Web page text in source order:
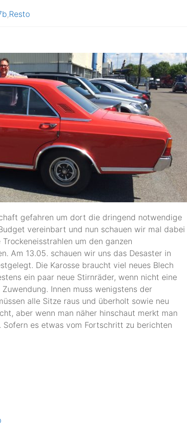
,Resto
gefahren um dort die dringend notwendige
vereinbart und nun schauen wir mal dabei
um den ganzen
Am 13.05. schauen wir uns das Desaster in
Die Karosse braucht viel neues Blech
ein paar neue Stirnräder, wenn nicht eine
Innen muss wenigstens der
alle Sitze raus und überholt sowie neu
aber wenn man näher hinschaut merkt man
es etwas vom Fortschritt zu berichten